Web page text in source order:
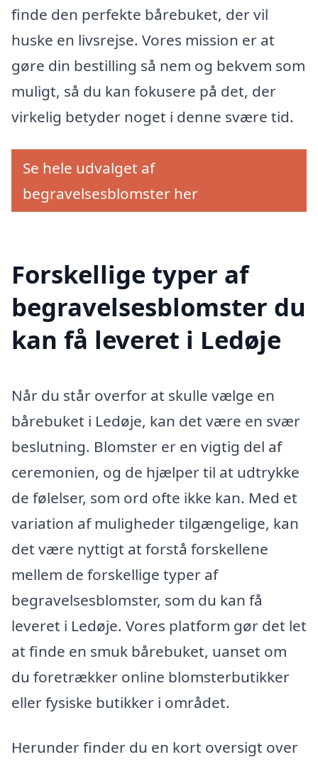
finde den perfekte bårebuket, der vil
huske en livsrejse. Vores mission er at
gøre din bestilling så nem og bekvem som
muligt, så du kan fokusere på det, der
virkelig betyder noget i denne svære tid.
Se hele udvalget af
begravelsesblomster her
Forskellige typer af
begravelsesblomster du
kan få leveret i Ledøje
Når du står overfor at skulle vælge en
bårebuket i Ledøje, kan det være en svær
beslutning. Blomster er en vigtig del af
ceremonien, og de hjælper til at udtrykke
de følelser, som ord ofte ikke kan. Med et
variation af muligheder tilgængelige, kan
det være nyttigt at forstå forskellene
mellem de forskellige typer af
begravelsesblomster, som du kan få
leveret i Ledøje. Vores platform gør det let
at finde en smuk bårebuket, uanset om
du foretrækker online blomsterbutikker
eller fysiske butikker i området.
Herunder finder du en kort oversigt over